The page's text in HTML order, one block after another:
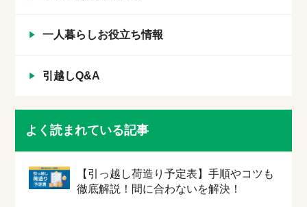
一人暮らしお役立ち情報
引越しQ&A
よく読まれている記事
【引っ越し荷造り予定表】手順やコツも
徹底解説！間に合わないを解決！